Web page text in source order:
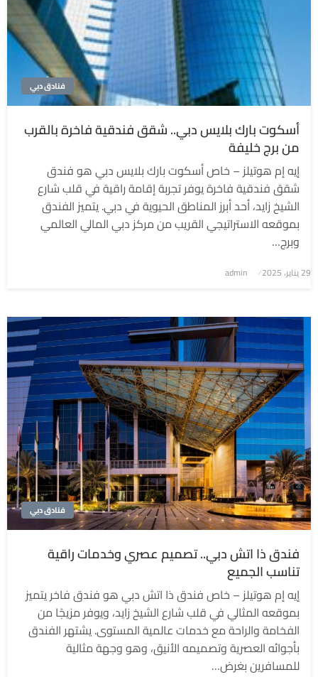
فنادق دبي
أسكوت بارك بلايس دبي.. شقق فندقية فاخرة بالقرب
من برج خليفة
إيه إم هوتيلز – خاص أسكوت بارك بلايس دبي هو فندق
شقق فندقية فاخرة يوفر تجربة إقامة راقية في قلب شارع
الشيخ زايد، أحد أبرز المناطق الحيوية في دبي. يتميز الفندق
بموقعه الاستراتيجي القريب من مركز دبي المالي العالمي
وبرج…
نُشر
29 يناير، 2025 admin
فنادق دبي
فندق ذا اتش دبي.. تصميم عصري وخدمات راقية
تناسب الجميع
إيه إم هوتيلز – خاص فندق ذا اتش دبي هو فندق فاخر يتميز
بموقعه المثالي في قلب شارع الشيخ زايد، ويوفر مزيجًا من
الفخامة والراحة مع خدمات عالمية المستوى. يشتهر الفندق
بأجوائه العصرية وتصميمه الأنيق، وهو وجهة مثالية
للمسافرين بغرض…